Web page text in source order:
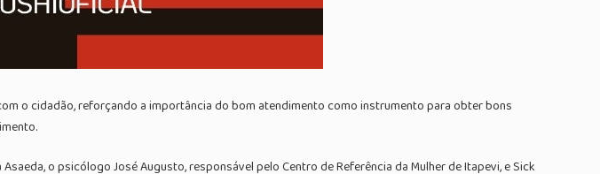
o cidadão, reforçando a importância do bom atendimento como instrumento para obter bons
o psicólogo José Augusto, responsável pelo Centro de Referência da Mulher de Itapevi, e Sick